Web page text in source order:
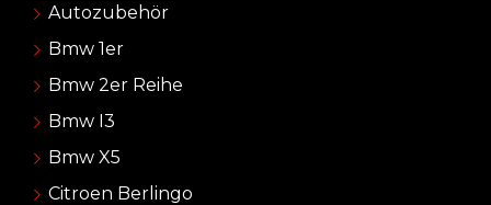
Autozubehör
Bmw 1er
Bmw 2er Reihe
Bmw I3
Bmw X5
Citroen Berlingo